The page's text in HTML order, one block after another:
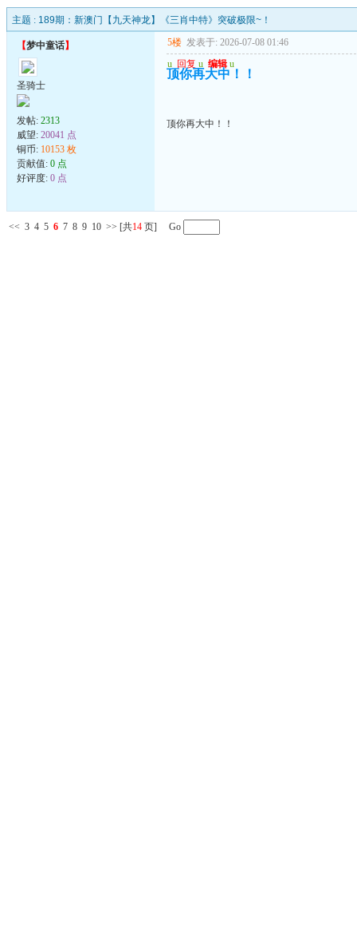
主题 : 189期：新澳门【九天神龙】《三肖中特》突破极限~！
【梦中童话】
圣骑士
发帖: 2313
威望: 20041 点
铜币: 10153 枚
贡献值: 0 点
好评度: 0 点
5楼 发表于: 2026-07-08 01:46
u 回复 u 编辑 u
顶你再大中！！
顶你再大中！！
<< 3 4 5 6 7 8 9 10 >> [共14 页] Go